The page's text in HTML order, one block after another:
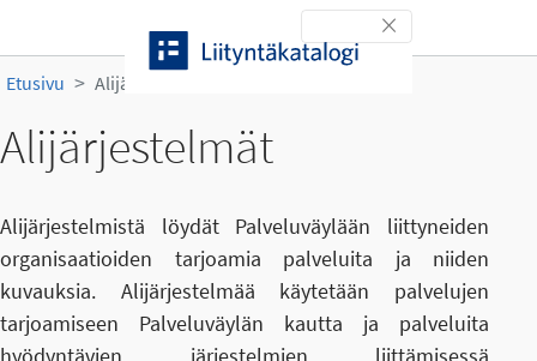
Toggle navigation
Etusivu Alijärjestelmät
Alijärjestelmät
Alijärjestelmistä löydät Palveluväylään liittyneiden
organisaatioiden tarjoamia palveluita ja niiden
kuvauksia. Alijärjestelmää käytetään palvelujen
tarjoamiseen Palveluväylän kautta ja palveluita